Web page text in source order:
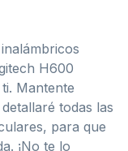
H600
Mantente
todas las
para que
¡No te lo